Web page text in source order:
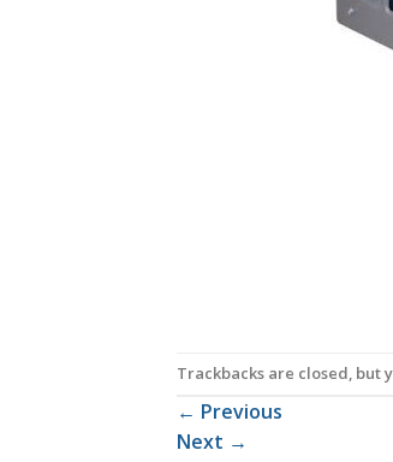
Trackbacks are closed, but
← Previous
Next →